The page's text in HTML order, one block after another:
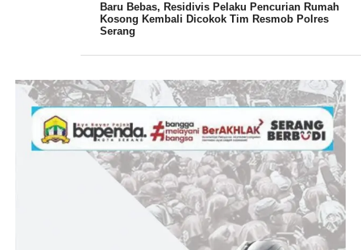
Baru Bebas, Residivis Pelaku Pencurian Rumah
Kosong Kembali Dicokok Tim Resmob Polres
Serang